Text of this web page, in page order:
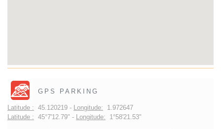
GPS PARKING
Latitude : 45.120219 - Longitude: 1.972647
Latitude : 45°7'12.79" - Longitude: 1°58'21.53"